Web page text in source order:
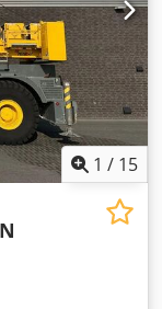
1 / 15